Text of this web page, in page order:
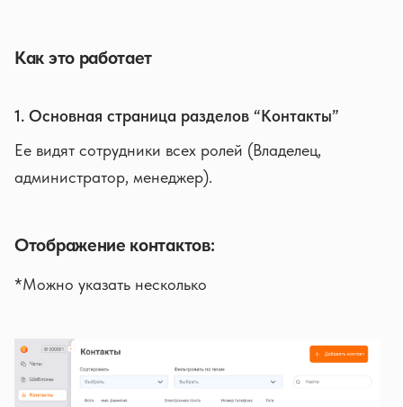
Как это работает
1. Основная страница разделов “Контакты”
Ее видят сотрудники всех ролей (Владелец,
администратор, менеджер).
Отображение контактов:
*Можно указать несколько